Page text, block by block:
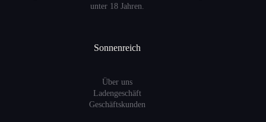
unter 18 Jahren.
Sonnenreich
Über uns
Ladengeschäft
Geschäftskunden